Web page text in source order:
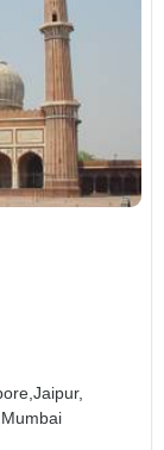
Jaipur,
Mumbai